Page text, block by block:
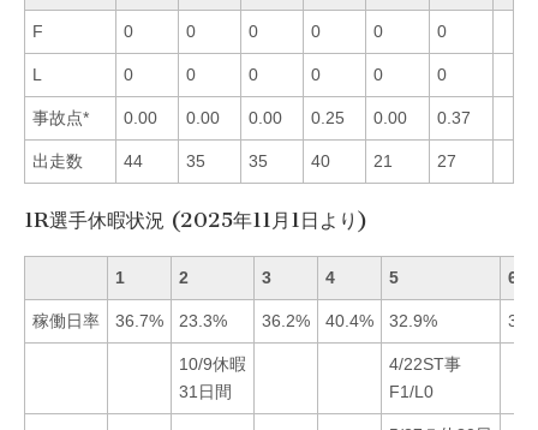
F 0 0 0 0 0 0
L 0 0 0 0 0 0
事故点* 0.00 0.00 0.00 0.25 0.00 0.37
出走数 44 35 35 40 21 27
1R選手休暇状況 (2025年11月1日より)
1 2 3 4 5 6
稼働日率 36.7% 23.3% 36.2% 40.4% 32.9%
10/9休暇
31日間
4/22ST事
F1/L0